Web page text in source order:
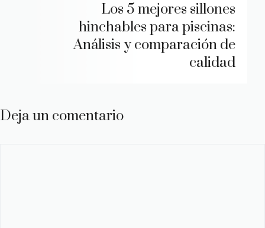
Los 5 mejores sillones
hinchables para piscinas:
Análisis y comparación de
calidad
Deja un comentario